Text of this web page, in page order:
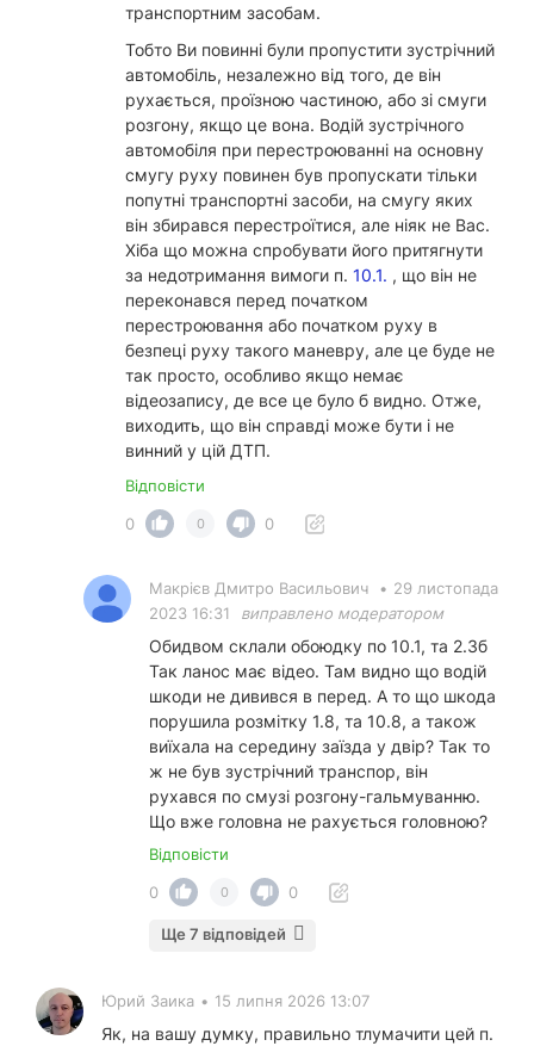
транспортним засобам.
Тобто Ви повинні були пропустити зустрічний
автомобіль, незалежно від того, де він
рухається, проїзною частиною, або зі смуги
розгону, якщо це вона. Водій зустрічного
автомобіля при перестроюванні на основну
смугу руху повинен був пропускати тільки
попутні транспортні засоби, на смугу яких
він збирався перестроїтися, але ніяк не Вас.
Хіба що можна спробувати його притягнути
за недотримання вимоги п. 10.1. , що він не
переконався перед початком
перестроювання або початком руху в
безпеці руху такого маневру, але це буде не
так просто, особливо якщо немає
відеозапису, де все це було б видно. Отже,
виходить, що він справді може бути і не
винний у цій ДТП.
Відповісти
0
0 0
Макрієв Дмитро Васильович • 29 листопада
2023 16:31
виправлено модератором
Обидвом склали обоюдку по 10.1, та 2.3б
Так ланос має відео. Там видно що водій
шкоди не дивився в перед. А то що шкода
порушила розмітку 1.8, та 10.8, а також
виїхала на середину заїзда у двір? Так то
ж не був зустрічний транспор, він
рухався по смузі розгону-гальмуванню.
Що вже головна не рахується головною?
Відповісти
0
0 0
Ще 7 відповідей
Юрий Заика • 15 липня 2026 13:07
Як, на вашу думку, правильно тлумачити цей п.